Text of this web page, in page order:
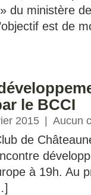
du ministère
est de
le BCCI
2015 Aucun
de
à 19h. Au